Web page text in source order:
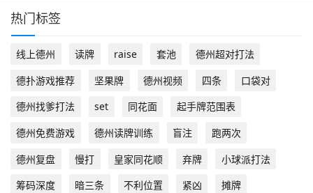
热门标签
线上德州 读牌 raise 套池
德州超对打法
德扑游戏推荐
坚果牌 德州视频 四条
口袋对
德州找爹打法
set 同花面
起手牌范围表
德州免费游戏
德州读牌训练 盲注
跑两次
德州复盘
慢打 皇家同花顺 弃牌
小球派打法
筹码深度
暗三条 不利位置 紧凶
摊牌